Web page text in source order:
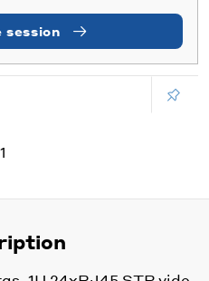
session